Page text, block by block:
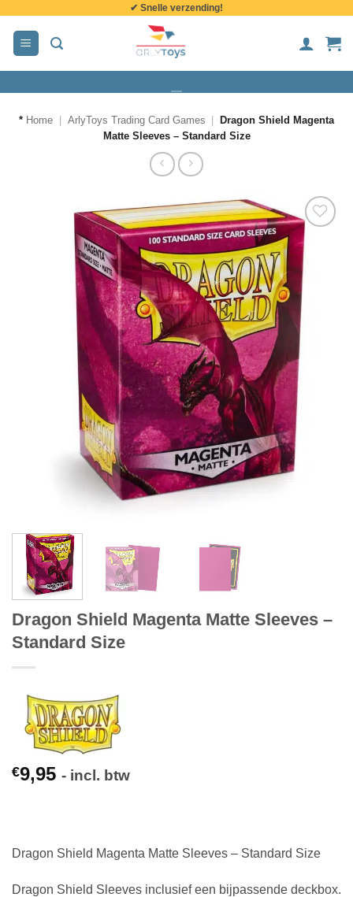
inhoud
✔ Snelle verzending!
* Home ArlyToys Trading Card Games
Dragon Shield Magenta
Matte Sleeves – Standard Size
Dragon Shield Magenta Matte Sleeves –
Standard Size
€9,95 - incl. btw
Dragon Shield Magenta Matte Sleeves – Standard Size
Dragon Shield Sleeves inclusief een bijpassende deckbox.